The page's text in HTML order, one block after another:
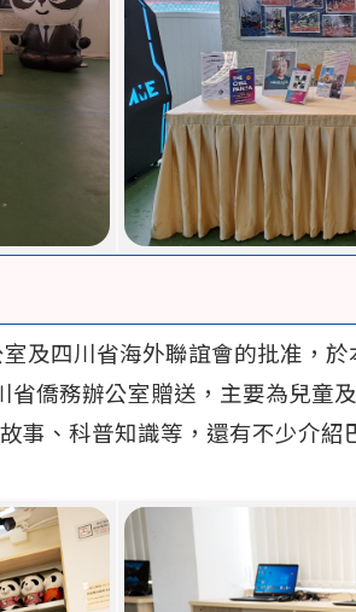
及四川省海外聯誼會的批准，
僑務辦公室贈送，主要為兒童
事、科普知識等，還有不少介